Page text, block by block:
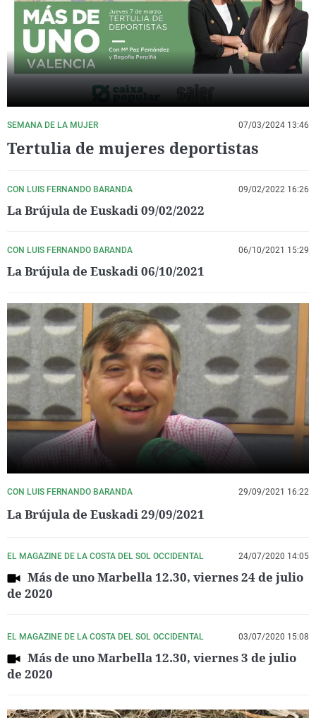
La rosa de los vientos
Gente viajera
Como el perro y el
Caso
Retornados
Equipo de
Operación Viuda
Extremadura
Galicia
La Rioja
Navarra
País Vasco
Virales
Televisión
Elecciones
SEMANA DE LA MUJER 07/03/2024 13:46
Tertulia de mujeres deportistas
CON LUIS FERNANDO BARANDA 09/02/2022 16:26
La Brújula de Euskadi 09/02/2022
CON LUIS FERNANDO BARANDA 06/10/2021 15:29
La Brújula de Euskadi 06/10/2021
CON LUIS FERNANDO BARANDA 29/09/2021 16:22
La Brújula de Euskadi 29/09/2021
EL MAGAZINE DE LA COSTA DEL SOL OCCIDENTAL 24/07/2020 14:05
Más de uno Marbella 12.30, viernes 24 de julio
de 2020
EL MAGAZINE DE LA COSTA DEL SOL OCCIDENTAL 03/07/2020 15:08
Más de uno Marbella 12.30, viernes 3 de julio
de 2020